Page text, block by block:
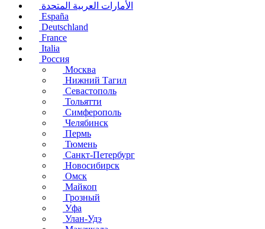
الأمارات العربية المتحدة
España
Deutschland
France
Italia
Россия
Москва
Нижний Тагил
Севастополь
Тольятти
Симферополь
Челябинск
Пермь
Тюмень
Санкт-Петербург
Новосибирск
Омск
Майкоп
Грозный
Уфа
Улан-Удэ